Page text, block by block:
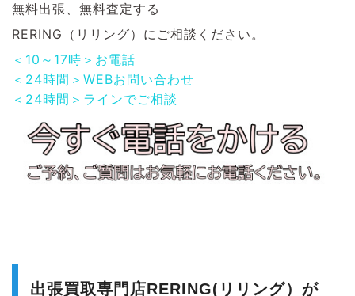
無料出張、無料査定する
RERING（リリング）にご相談ください。
＜10～17時＞お電話
＜24時間＞WEBお問い合わせ
＜24時間＞ラインでご相談
出張買取専門店RERING(リリング）が